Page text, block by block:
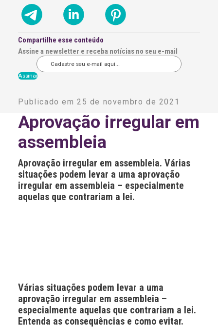
Compartilhe esse conteúdo
Assine a newsletter e receba notícias no seu e-mail
t
n
t
v
e
:
Publicado em 25 de novembro de 2021
Aprovação irregular em
assembleia
Aprovação irregular em assembleia. Várias
situações podem levar a uma aprovação
irregular em assembleia – especialmente
aquelas que contrariam a lei.
Várias situações podem levar a uma
aprovação irregular em assembleia –
especialmente aquelas que contrariam a lei.
Entenda as consequências e como evitar.